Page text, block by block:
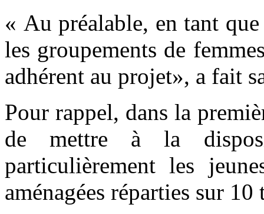
« Au préalable, en tant
les groupements de
adhérent au projet», a fait
Pour rappel, dans la
de mettre à la
particulièrement les
aménagées réparties sur